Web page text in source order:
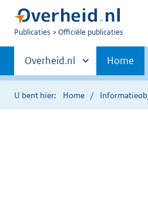
U
Publicaties Officiële publicaties
Primaire
navigatie
Andere
sites
binnen
Overheid.nl Home
U bent hier: Home